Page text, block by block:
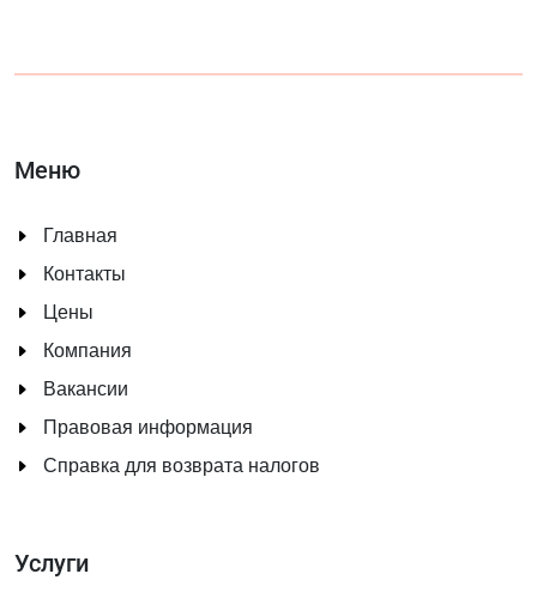
Меню
Главная
Контакты
Цены
Компания
Вакансии
Правовая информация
Справка для возврата налогов
Услуги